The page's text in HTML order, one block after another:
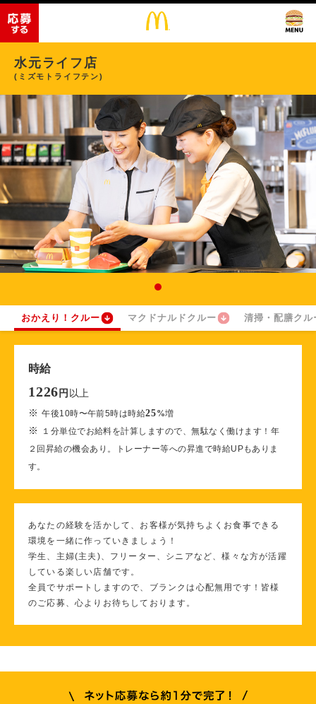
水元ライフ店
(ミズモトライフテン)
おかえり！クルー マクドナルドクルー 清掃・配膳クル
時給
1226 円 以上
※午後10時〜午前5時は時給25%増
※
１分単位でお給料を計算しますので、無駄なく働けます！年
２回昇給の機会あり。トレーナー等への昇進で時給UPもありま
す。
あなたの経験を活かして、お客様が気持ちよくお食事できる
環境を一緒に作っていきましょう！
学生、主婦(主夫)、フリーター、シニアなど、様々な方が活躍
している楽しい店舗です。
全員でサポートしますので、ブランクは心配無用です！皆様
のご応募、心よりお待ちしております。